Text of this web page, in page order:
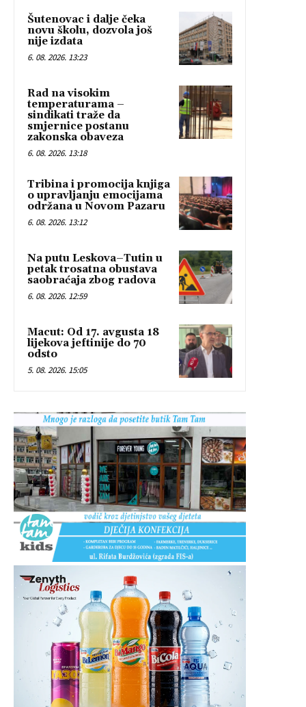
Šutenovac i dalje čeka
novu školu, dozvola još
nije izdata
6. 08. 2026. 13:23
Rad na visokim
temperaturama –
sindikati traže da
smjernice postanu
zakonska obaveza
6. 08. 2026. 13:18
Tribina i promocija knjiga
o upravljanju emocijama
održana u Novom Pazaru
6. 08. 2026. 13:12
Na putu Leskova–Tutin u
petak trosatna obustava
saobraćaja zbog radova
6. 08. 2026. 12:59
Macut: Od 17. avgusta 18
lijekova jeftinije do 70
odsto
5. 08. 2026. 15:05